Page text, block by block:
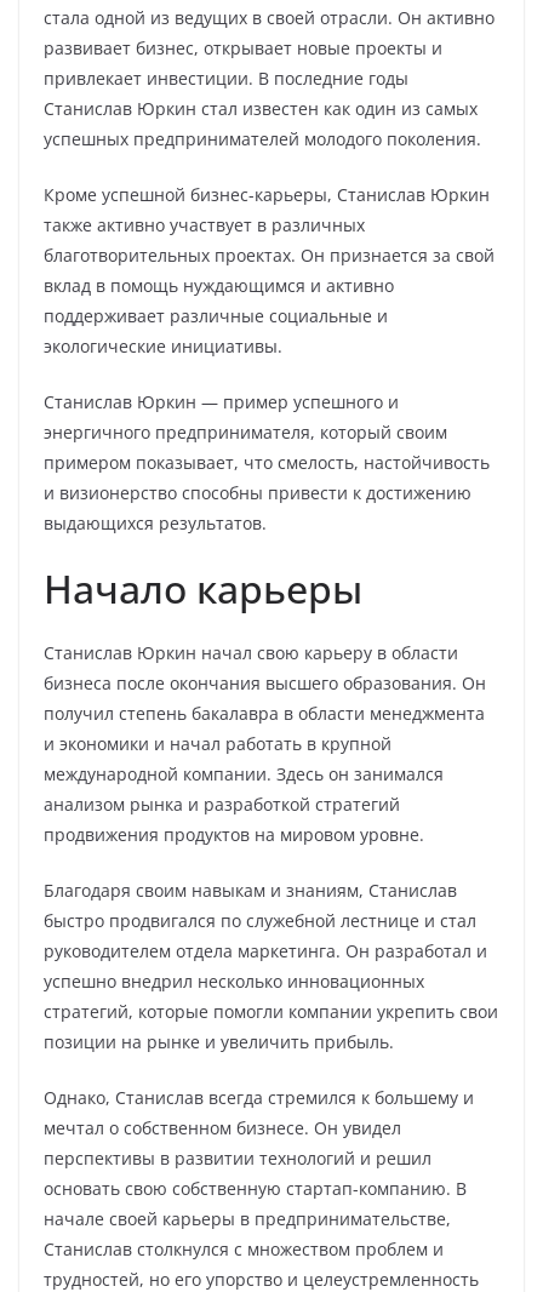
стала одной из ведущих в своей отрасли. Он активно
развивает бизнес, открывает новые проекты и
привлекает инвестиции. В последние годы
Станислав Юркин стал известен как один из самых
успешных предпринимателей молодого поколения.
Кроме успешной бизнес-карьеры, Станислав Юркин
также активно участвует в различных
благотворительных проектах. Он признается за свой
вклад в помощь нуждающимся и активно
поддерживает различные социальные и
экологические инициативы.
Станислав Юркин — пример успешного и
энергичного предпринимателя, который своим
примером показывает, что смелость, настойчивость
и визионерство способны привести к достижению
выдающихся результатов.
Начало карьеры
Станислав Юркин начал свою карьеру в области
бизнеса после окончания высшего образования. Он
получил степень бакалавра в области менеджмента
и экономики и начал работать в крупной
международной компании. Здесь он занимался
анализом рынка и разработкой стратегий
продвижения продуктов на мировом уровне.
Благодаря своим навыкам и знаниям, Станислав
быстро продвигался по служебной лестнице и стал
руководителем отдела маркетинга. Он разработал и
успешно внедрил несколько инновационных
стратегий, которые помогли компании укрепить свои
позиции на рынке и увеличить прибыль.
Однако, Станислав всегда стремился к большему и
мечтал о собственном бизнесе. Он увидел
перспективы в развитии технологий и решил
основать свою собственную стартап-компанию. В
начале своей карьеры в предпринимательстве,
Станислав столкнулся с множеством проблем и
трудностей, но его упорство и целеустремленность